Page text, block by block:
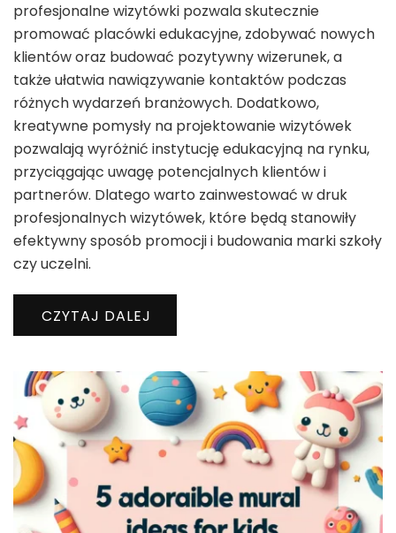
profesjonalne wizytówki pozwala skutecznie
promować placówki edukacyjne, zdobywać nowych
klientów oraz budować pozytywny wizerunek, a
także ułatwia nawiązywanie kontaktów podczas
różnych wydarzeń branżowych. Dodatkowo,
kreatywne pomysły na projektowanie wizytówek
pozwalają wyróżnić instytucję edukacyjną na rynku,
przyciągając uwagę potencjalnych klientów i
partnerów. Dlatego warto zainwestować w druk
profesjonalnych wizytówek, które będą stanowiły
efektywny sposób promocji i budowania marki szkoły
czy uczelni.
CZYTAJ DALEJ